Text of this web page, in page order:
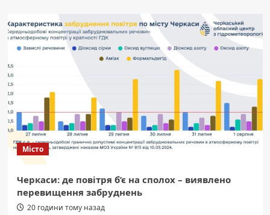
Місто
Черкаси: де повітря б’є на сполох – виявлено
перевищення забруднень
20 години тому назад